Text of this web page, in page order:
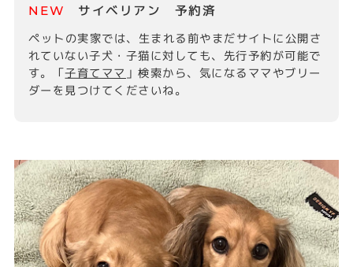
NEW サイベリアン 予約済
ペットの実家では、生まれる前やまだサイトに公開さ
れていない子犬・子猫に対しても、先行予約が可能で
す。 「子育てママ 」検索から、気になるママやブリー
ダーを見つけてくださいね。